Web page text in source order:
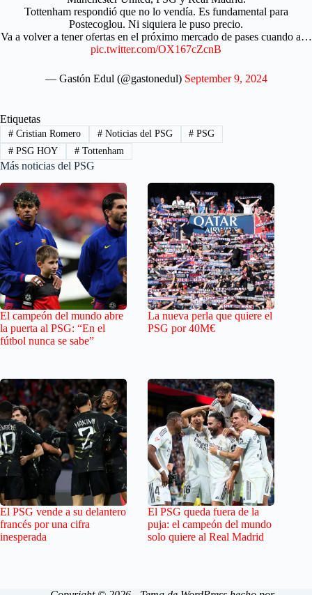
Tottenham respondió que no lo vendía. Es fundamental para
Postecoglou. Ni siquiera le puso precio.
Va a volver a tener ofertas en el próximo mercado de pases cuando a…
pic.twitter.com/OX167cZcnB
— Gastón Edul (@gastonedul) September 9, 2024
Etiquetas
#Cristian Romero #Noticias del PSG # PSG
#PSG HOY #Tottenham
Más noticias del PSG
El campeón del mundo abre
la puerta al PSG: “En el
fútbol nunca se sabe”
La nueva perla que quiere el
PSG por 40M€
El PSG vende a su delantero
francés por una cifra
inesperada
El PSG queda fuera de la
puja: el campeón del mundo
solo quiere al Real Madrid